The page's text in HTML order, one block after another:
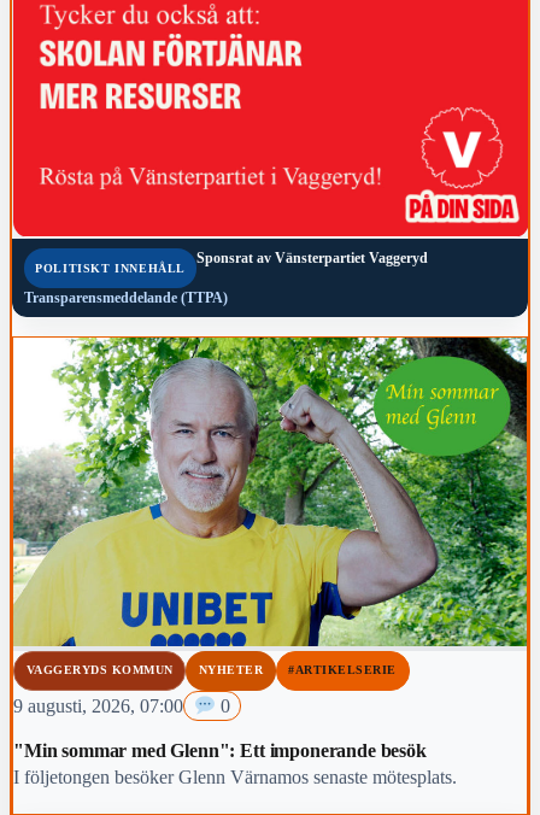
POLITISKT INNEHÅLL
Sponsrat av Vänsterpartiet Vaggeryd
Transparensmeddelande (TTPA)
VAGGERYDS KOMMUN NYHETER #ARTIKELSERIE
9 augusti, 2026, 07:00 0
"Min sommar med Glenn": Ett imponerande besök
I följetongen besöker Glenn Värnamos senaste mötesplats.